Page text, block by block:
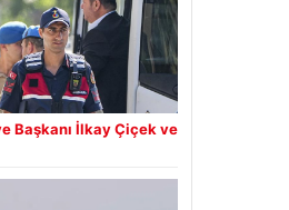
Başkanı İlkay Çiçek ve